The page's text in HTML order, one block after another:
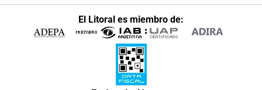
El Litoral es miembro de: